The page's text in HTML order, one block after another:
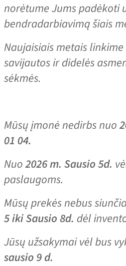
norėtume Jums padėkoti
bendradarbiavimą šiais
Naujaisiais metais
savijautos ir didelės
sėkmės.
Mūsų įmonė nedirbs nuo
01 04.
Nuo2026 m. Sausio 5d.
paslaugoms.
Mūsų prekės nebus
5 iki Sausio 8d. dėl
Jūsų užsakymai vėl bus
sausio 9 d.